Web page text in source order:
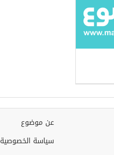
عن موضوع
سياسة الخصوصية